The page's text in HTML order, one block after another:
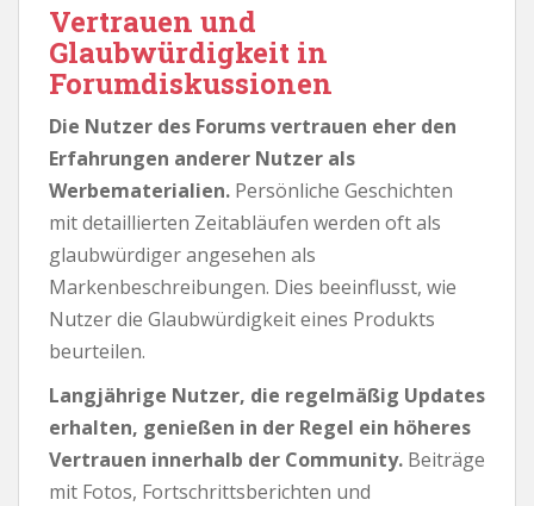
Vertrauen und
Glaubwürdigkeit in
Forumdiskussionen
Die Nutzer des Forums vertrauen eher den
Erfahrungen anderer Nutzer als
Werbematerialien. Persönliche Geschichten
mit detaillierten Zeitabläufen werden oft als
glaubwürdiger angesehen als
Markenbeschreibungen. Dies beeinflusst, wie
Nutzer die Glaubwürdigkeit eines Produkts
beurteilen.
Langjährige Nutzer, die regelmäßig Updates
erhalten, genießen in der Regel ein höheres
Vertrauen innerhalb der Community. Beiträge
mit Fotos, Fortschrittsberichten und